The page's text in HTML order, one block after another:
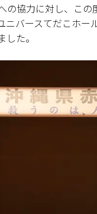
協力に対し、こ
バースてだこホ
た。